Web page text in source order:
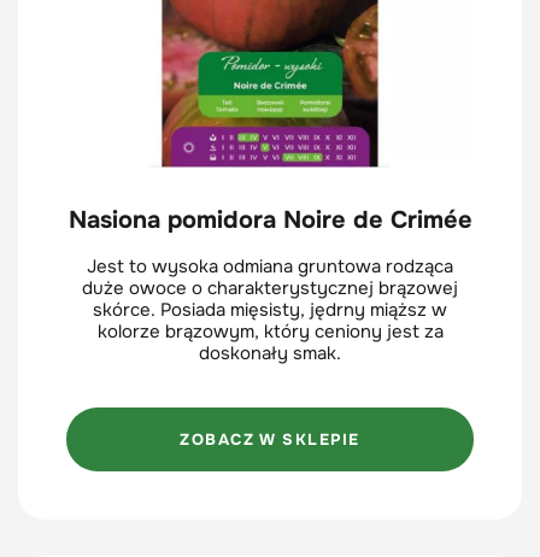
Nasiona pomidora Noire de Crimée
Jest to wysoka odmiana gruntowa rodząca
duże owoce o charakterystycznej brązowej
skórce. Posiada mięsisty, jędrny miąższ w
kolorze brązowym, który ceniony jest za
doskonały smak.
ZOBACZ W SKLEPIE